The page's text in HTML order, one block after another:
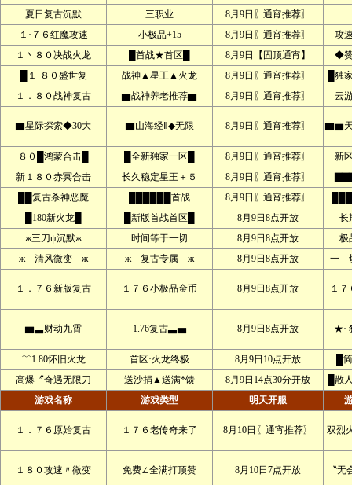
夏日复古沉默 三职业
8月9日〖通宵推荐〗
１·７６红魔攻速
小极品+15 8月9日〖通宵推荐〗
攻
１丶８０决战火龙
█首战★首区█ 8月9日【固顶通宵】
◆
█１·８０盛世复
战神▲星王▲火龙 8月9日〖通宵推荐〗
█独
１．８０战神复古
▆战神养老推荐▆ 8月9日〖通宵推荐〗 云
▇星际探索◆30大 ▇山海经Ⅱ◆无限 8月9日〖通宵推荐〗 ▇▆
８０█鸿蒙合击█ █全新独家一区█ 8月9日〖通宵推荐〗
新
新１８０赤冥合击
长久稳定星王＋５ 8月9日〖通宵推荐〗
██复古杀神恶魔
██████首战 8月9日〖通宵推荐〗
█180新火龙█
█新版首战首区█ 8月9日8点开放
长
ж三刀ψ沉默ж
时间等于一切 8月9日8点开放
极
ж 清风微变 ж
ж 复古专属 ж 8月9日8点开放 一
１．７６新版复古 １７６小极品金币 8月9日8点开放 １
▆▃财动九霄 1.76复古▃▅ 8月9日8点开放 ★·
﹌1.80怀旧火龙 首区·火龙终极 8月9日10点开放
█
高爆〞奇遇无限刀
送沙捐▲送满*馈 8月9日14点30分开放
█散
游戏名称
游戏类型 明天开服
１．７６原始复古 １７６老传奇来了 8月10日〖通宵推荐〗 双烈
１８０攻速〃微变 免费∠全满打顶赞 8月10日7点开放 〝